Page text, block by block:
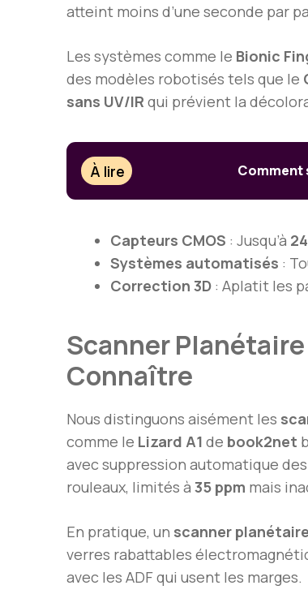
atteint moins d’une seconde par
Les systèmes comme le Bionic
des modèles robotisés tels que le
sans UV/IR qui prévient la
À lire Comment
Capteurs CMOS : Jusqu’à
Systèmes automatisés :
Correction 3D : Aplatit les
Scanner
Connaître
Nous distinguons aisément les
comme le Lizard A1 de book2net
avec suppression automatique
rouleaux, limités à 35 ppm mais
En pratique, un scanner planétaire
verres rabattables
avec les ADF qui usent les marges.